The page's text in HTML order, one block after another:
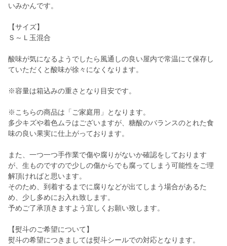
いみかんです。
【サイズ】
Ｓ～Ｌ玉混合
酸味が気になるようでしたら風通しの良い屋内で常温にて保存し
ていただくと酸味が徐々になくなります。
※容量は箱込みの重さとなり目安です。
※こちらの商品は「ご家庭用」となります。
多少キズや着色ムラはございますが、糖酸のバランスのとれた食
味の良い果実に仕上がっております。
また、一つ一つ手作業で傷や腐りがないか確認をしております
が、生ものですので少しの傷からでも腐ってしまう可能性をご理
解頂ければと思います。
そのため、到着するまでに腐りなどが出てしまう場合があるた
め、少し多めにお入れ致します。
予めご了承頂きますよう宜しくお願い致します。
【熨斗のご希望について】
熨斗の希望につきましては熨斗シールでの対応となります。